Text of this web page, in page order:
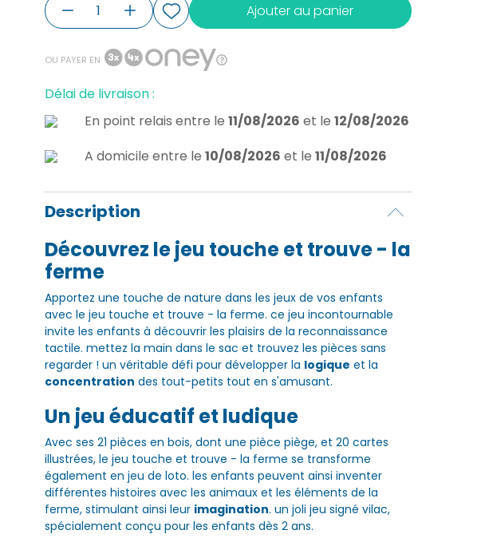
Ajouter au panier
OU PAYER EN
Délai de livraison :
En point relais entre le 11/08/2026 et le 12/08/2026
A domicile entre le 10/08/2026 et le 11/08/2026
Description
Découvrez le jeu touche et trouve - la
ferme
Apportez une touche de nature dans les jeux de vos enfants
avec le jeu touche et trouve - la ferme. ce jeu incontournable
invite les enfants à découvrir les plaisirs de la reconnaissance
tactile. mettez la main dans le sac et trouvez les pièces sans
regarder ! un véritable défi pour développer la logique et la
concentration des tout-petits tout en s'amusant.
Un jeu éducatif et ludique
Avec ses 21 pièces en bois, dont une pièce piège, et 20 cartes
illustrées, le jeu touche et trouve - la ferme se transforme
également en jeu de loto. les enfants peuvent ainsi inventer
différentes histoires avec les animaux et les éléments de la
ferme, stimulant ainsi leur imagination. un joli jeu signé vilac,
spécialement conçu pour les enfants dès 2 ans.